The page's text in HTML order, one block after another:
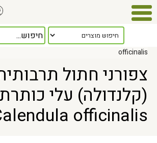
officinalis
צפורני חתול
(קלנדולה) עלי
officinalis